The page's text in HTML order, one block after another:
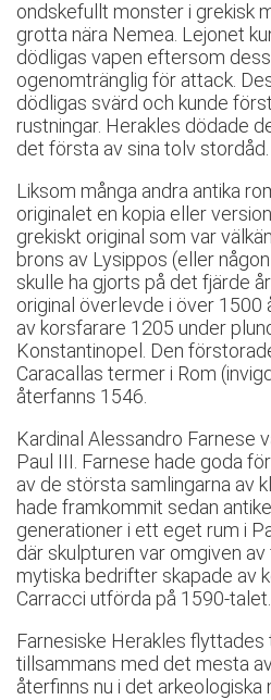
ondskefullt monster i grekisk
grotta nära Nemea. Lejonet
dödligas vapen eftersom
ogenomtränglig för attack.
dödligas svärd och kunde
rustningar. Herakles dödade
det första av sina tolv stordåd.
Liksom många andra antika
originalet en kopia eller
grekiskt original som var
brons av Lysippos (eller
skulle ha gjorts på det fjärde
original överlevde i över
av korsfarare 1205 under
Konstantinopel. Den
Caracallas termer i Rom
återfanns 1546.
Kardinal Alessandro Farnese
Paul III. Farnese hade goda
av de största samlingarna av
hade framkommit sedan
generationer i ett eget rum i
där skulpturen var omgiven
mytiska bedrifter skapade av
Carracci utförda på 1590-talet.
Farnesiske Herakles
tillsammans med det mesta
återfinns nu i det arkeologiska